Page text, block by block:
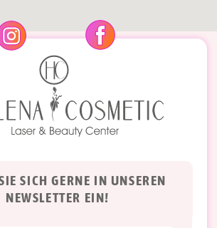
SICH GERNE IN UNSEREN
NEWSLETTER EIN!